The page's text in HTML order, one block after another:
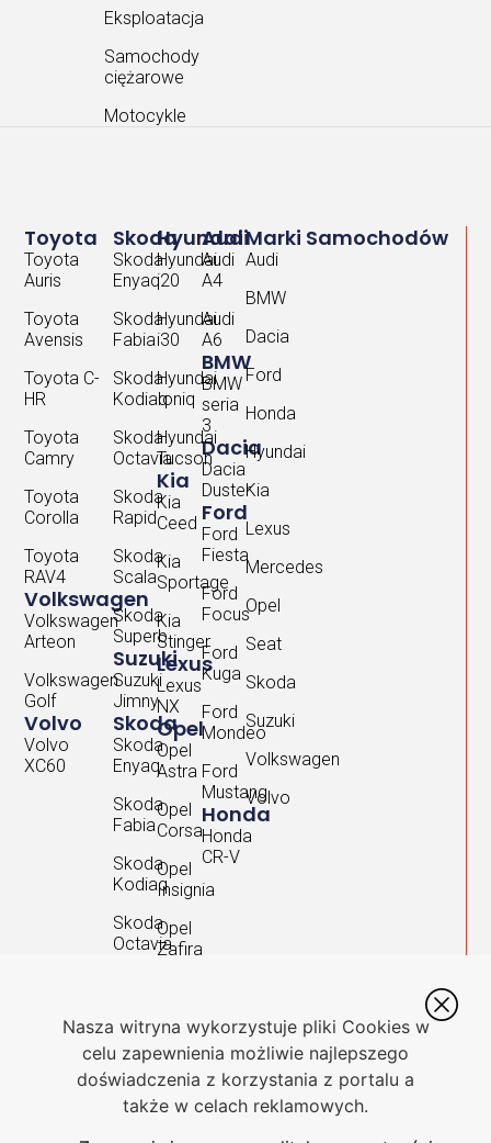
Eksploatacja
Samochody
ciężarowe
Motocykle
Marki Samochodów
Audi
BMW
Dacia
Ford
Honda
Hyundai
Kia
Lexus
Mercedes
Opel
Seat
Skoda
Suzuki
Volkswagen
Volvo
Audi
Audi
A4
Audi
A6
BMW
BMW
seria
3
Dacia
Dacia
Duster
Ford
Ford
Fiesta
Ford
Focus
Ford
Kuga
Ford
Mondeo
Ford
Mustang
Honda
Honda
CR-V
Hyundai
Hyundai
i20
Hyundai
i30
Hyundai
Ioniq
Hyundai
Tucson
Kia
Kia
Ceed
Kia
Sportage
Kia
Stinger
Lexus
Lexus
NX
Opel
Opel
Astra
Opel
Corsa
Opel
Insignia
Opel
Zafira
Skoda
Skoda
Enyaq
Skoda
Fabia
Skoda
Kodiaq
Skoda
Octavia
Skoda
Rapid
Skoda
Scala
Skoda
Superb
Suzuki
Suzuki
Jimny
Skoda
Skoda
Enyaq
Skoda
Fabia
Skoda
Kodiaq
Skoda
Octavia
Skoda
Scala
Skoda
Toyota
Toyota
Auris
Toyota
Avensis
Toyota C-
HR
Toyota
Camry
Toyota
Corolla
Toyota
RAV4
Volkswagen
Volkswagen
Arteon
Volkswagen
Golf
Volvo
Volvo
XC60
Nasza witryna wykorzystuje pliki Cookies w
celu zapewnienia możliwie najlepszego
doświadczenia z korzystania z portalu a
także w celach reklamowych.